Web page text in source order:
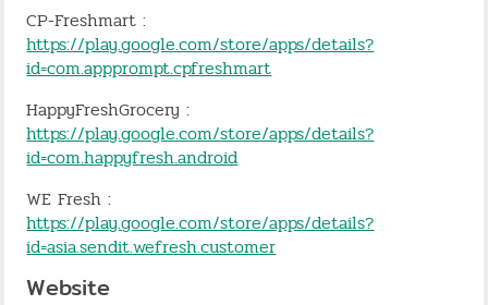
CP-Freshmart :
https://play.google.com/store/apps/details?
id=com.appprompt.cpfreshmart
HappyFreshGrocery :
https://play.google.com/store/apps/details?
id=com.happyfresh.android
WE Fresh :
https://play.google.com/store/apps/details?
id=asia.sendit.wefresh.customer
Website